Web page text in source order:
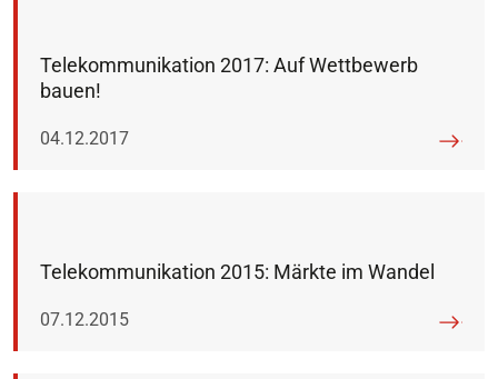
Telekommunikation 2017: Auf Wettbewerb
bauen!
Veröffentlicht am:
04.12.2017
Telekommunikation 2015: Märkte im Wandel
Veröffentlicht am:
07.12.2015